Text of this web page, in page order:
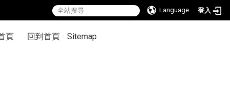
Language 登入
頁 回到首頁 Sitemap